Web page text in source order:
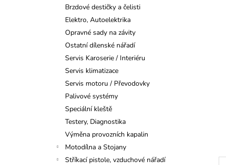
Brzdové destičky a čelisti
Elektro, Autoelektrika
Opravné sady na závity
Ostatní dílenské nářadí
Servis Karoserie / Interiéru
Servis klimatizace
Servis motoru / Převodovky
Palivové systémy
Speciální kleště
Testery, Diagnostika
Výměna provozních kapalin
Motodílna a Stojany
Stříkací pistole, vzduchové nářadí